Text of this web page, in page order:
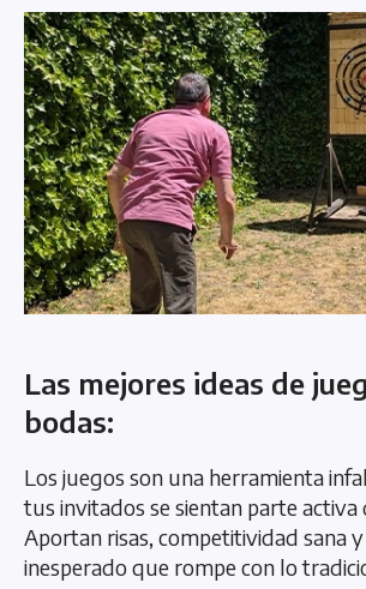
Las mejores ideas de
bodas:
Los juegos son una herramienta
tus invitados se sientan parte activa
Aportan risas, competitividad sana
inesperado que rompe con lo